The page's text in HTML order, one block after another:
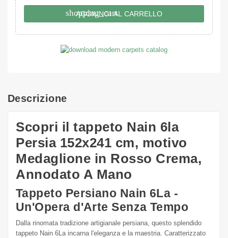
shopping_cart
AGGIUNGI AL CARRELLO
Descrizione
Scopri il tappeto Nain 6la
Persia 152x241 cm, motivo
Medaglione in Rosso Crema,
Annodato A Mano
Tappeto Persiano Nain 6La -
Un'Opera d'Arte Senza Tempo
Dalla rinomata tradizione artigianale persiana, questo splendido
tappeto Nain 6La incarna l'eleganza e la maestria. Caratterizzato